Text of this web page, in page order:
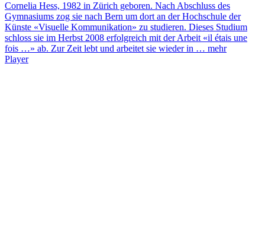
Cornelia Hess, 1982 in Zürich geboren. Nach Abschluss des
Gymnasiums zog sie nach Bern um dort an der Hochschule der
Künste «Visuelle Kommunikation» zu studieren. Dieses Studium
schloss sie im Herbst 2008 erfolgreich mit der Arbeit «il étais une
fois …» ab. Zur Zeit lebt und arbeitet sie wieder in … mehr
Player